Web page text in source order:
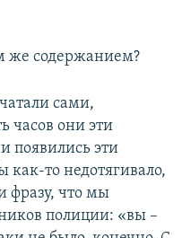
же содержанием?
сами,
часов они эти
появились эти
как-то недотягивало,
фразу, что мы
полиции: «вы –